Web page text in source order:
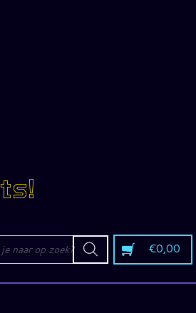
€0,00